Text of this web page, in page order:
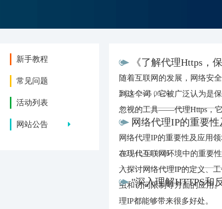
新手教程
常见问题
活动列表
网站公告
《了解代理Https，
随着互联网的发展，网络安
到这个词，它被广泛认为是
忽视的工具——代理Https，
2023-12-05 06:26
网络代理IP的重要
网络代理IP的重要性及应用
在现代互联网环境中的重要
入探讨网络代理IP的定义、
虫和访问限制等方面的应用
理IP都能够带来很多好处。
2023-12-04 18:26
"深入理解HTTPS和